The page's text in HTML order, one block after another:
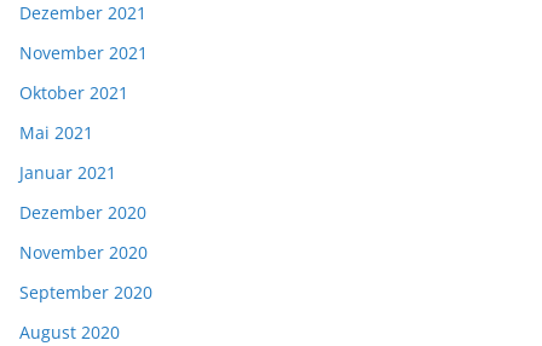
Dezember 2021
November 2021
Oktober 2021
Mai 2021
Januar 2021
Dezember 2020
November 2020
September 2020
August 2020